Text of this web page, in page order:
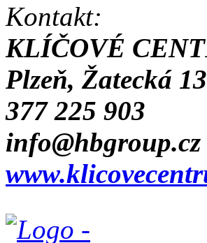
Kontakt:
KLÍČOVÉ
Plzeň, Žatecká
377 225 903
info@hbgroup.cz